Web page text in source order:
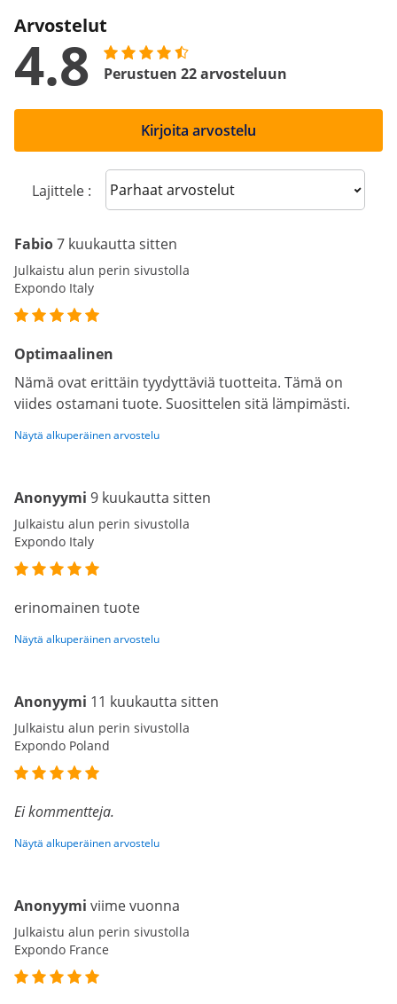
Arvostelut
4.8 Perustuen 22 arvosteluun
Kirjoita arvostelu
Lajittele : Sort reviews
Fabio7 kuukautta sitten
Julkaistu alun perin sivustolla
Expondo Italy
Optimaalinen
Nämä ovat erittäin tyydyttäviä tuotteita. Tämä on
viides ostamani tuote. Suosittelen sitä lämpimästi.
Näytä alkuperäinen arvostelu
Anonyymi 9 kuukautta sitten
Julkaistu alun perin sivustolla
Expondo Italy
erinomainen tuote
Näytä alkuperäinen arvostelu
Anonyymi 11 kuukautta sitten
Julkaistu alun perin sivustolla
Expondo Poland
Ei kommentteja.
Näytä alkuperäinen arvostelu
Anonyymi viime vuonna
Julkaistu alun perin sivustolla
Expondo France